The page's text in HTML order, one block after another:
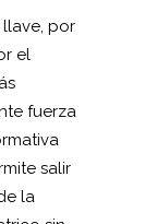
por
el
fuerza
salir
la